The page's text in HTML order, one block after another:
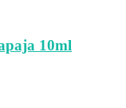
10ml